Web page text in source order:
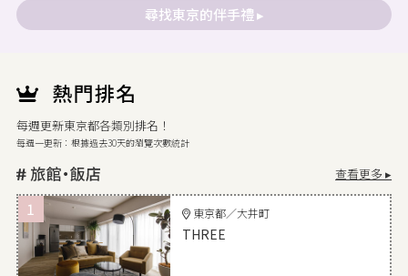
尋找東京的伴手禮 ▸
每週更新東京都各類別排名！
每週一更新：根據過去30天的瀏覽次數統計
查看更多 ▸
1 東京都／大井町
THREE